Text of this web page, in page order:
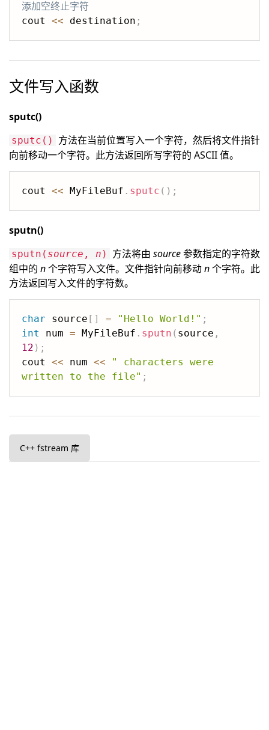
添加空终止字符
cout << destination ;
文件写入函数
sputc()
sputc()
方法在当前位置写入一个字符，然后将文件指针
向前移动一个字符。此方法返回所写字符的 ASCII 值。
cout << MyFileBuf . sputc ( ) ;
sputn()
sputn( source , n ) 方法将由 source参数指定的字符数
组中的 n个字符写入文件。文件指针向前移动n个字符。此
方法返回写入文件的字符数。
char source [ ] = "Hello World!" ;
int
num = MyFileBuf . sputn ( source ,
12 ) ;
cout << num <<
" characters were
written to the file" ;
C++ fstream 库